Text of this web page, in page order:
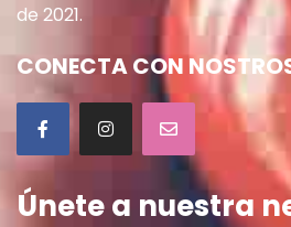
de 2021.
CONECTA CON
Únete a nuestra